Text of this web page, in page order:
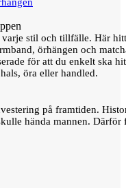
stil och tillfälle. Här
örhängen och
för att du enkelt ska
öra eller handled.
på framtiden.
hända mannen.